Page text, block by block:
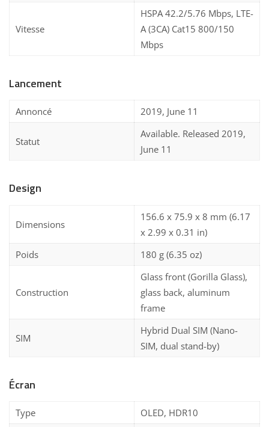
Vitesse
HSPA 42.2/5.76 Mbps, LTE-
A (3CA) Cat15 800/150
Mbps
Lancement
Annoncé 2019, June 11
Statut
Available. Released 2019,
June 11
Design
Dimensions
156.6 x 75.9 x 8 mm (6.17
x 2.99 x 0.31 in)
Poids
180 g (6.35 oz)
Construction
Glass front (Gorilla Glass),
glass back, aluminum
frame
SIM
Hybrid Dual SIM (Nano-
SIM, dual stand-by)
Écran
Type OLED, HDR10